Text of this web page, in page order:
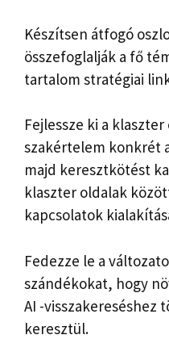
Készítsen átfogó
összefoglalják a fő
tartalom stratégiai
Fejlessze ki a
szakértelem konkrét
majd keresztkötést
klaszter oldalak
kapcsolatok
Fedezze le a
szándékokat, hogy
AI -visszakereséshez
keresztül.